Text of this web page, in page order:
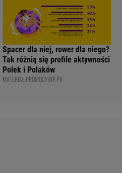
Spacer dla niej, rower dla niego?
Tak różnią się profile aktywności
Polek i Polaków
MATERIAŁ PROMOCYJNY PR